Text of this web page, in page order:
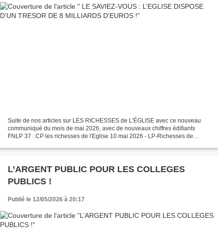
Suite de nos articles sur LES RICHESSES de L'ÉGLISE avec ce nouveau
communiqué du mois de mai 2026, avec de nouveaux chiffres édifiants
FNLP 37 : CP les richesses de l'Eglise 10 mai 2026 - LP-Richesses de
L’ARGENT PUBLIC POUR LES COLLEGES
PUBLICS !
Publié le 12/05/2026 à 20:17